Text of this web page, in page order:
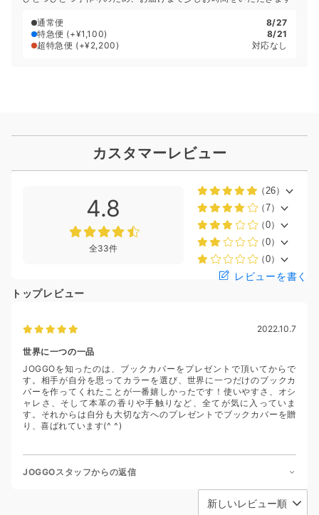
通常便
8/27
特急便 (+¥1,100)
8/21
超特急便 (+¥2,200) 対応なし
カスタマーレビュー
4.8
全33件
（26）
（7）
（0）
（0）
（0）
レビューを書く
トップレビュー
2022.10.7
世界に一つの一品
JOGGOを知ったのは、ブックカバーをプレゼントで頂いてからで
す。相手が自分を思ってカラーを選び、世界に一つだけのブックカ
バーを作ってくれたことが一番嬉しかったです！使いやすさ、オシ
ャレさ、そして本革の香りや手触りなど、全てが気に入っていま
す。それからは自分も大切な方へのプレゼントでブックカバーを贈
り、喜ばれています(^ ^)
JOGGOスタッフからの返信